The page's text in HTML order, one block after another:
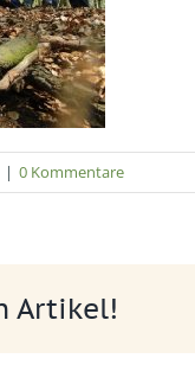
| 0 Kommentare
Artikel!